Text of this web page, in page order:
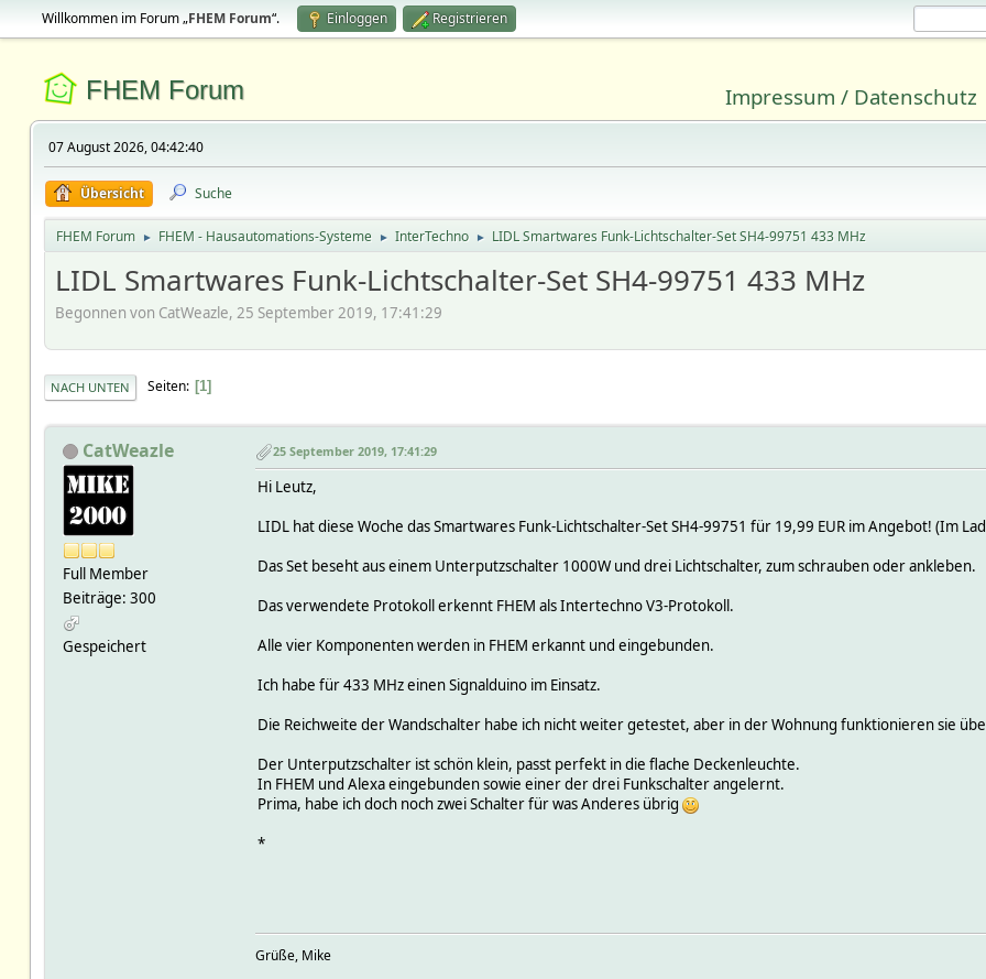
Willkommen im Forum „FHEM Forum“. Einloggen Registrieren
FHEM Forum Impressum / Datenschutz
07 August 2026, 04:42:40
Übersicht Suche
FHEM Forum ► FHEM - Hausautomations-Systeme ► InterTechno ► LIDL Smartwares Funk-Lichtschalter-Set SH4-99751 433 MHz
LIDL Smartwares Funk-Lichtschalter-Set SH4-99751 433 MHz
Begonnen von CatWeazle, 25 September 2019, 17:41:29
NACH UNTEN Seiten 1
CatWeazle
Full Member
Beiträge: 300
Gespeichert
25 September 2019, 17:41:29
Hi Leutz,
LIDL hat diese Woche das Smartwares Funk-Lichtschalter-Set SH4-99751 für 19,99 EUR im Angebot! (Im
Das Set beseht aus einem Unterputzschalter 1000W und drei Lichtschalter, zum schrauben oder ankleben.
Das verwendete Protokoll erkennt FHEM als Intertechno V3-Protokoll.
Alle vier Komponenten werden in FHEM erkannt und eingebunden.
Ich habe für 433 MHz einen Signalduino im Einsatz.
Die Reichweite der Wandschalter habe ich nicht weiter getestet, aber in der Wohnung funktionieren sie
Der Unterputzschalter ist schön klein, passt perfekt in die flache Deckenleuchte.
In FHEM und Alexa eingebunden sowie einer der drei Funkschalter angelernt.
Prima, habe ich doch noch zwei Schalter für was Anderes übrig
*
Grüße, Mike